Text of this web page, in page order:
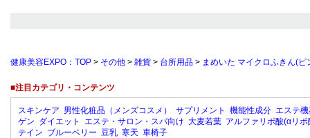
健康美容EXPO：TOP > その他 > 雑貨 > 台所用品 > まめいた マイクロふきん(ピ
■注目カテゴリ・コンテンツ
スキンケア 男性化粧品（メンズコスメ） サプリメント 機能性成分 エステ
ゲン ダイエット エステ・サロン・スパ向け 大麦若葉 アルファリポ酸(αリポ
テイン ブルーベリー 豆乳 寒天 車椅子